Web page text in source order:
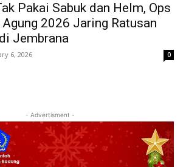
Pakai Sabuk dan Helm, Ops
2026 Jaring Ratusan
Jembrana
6, 2026 0
- Advertisment -